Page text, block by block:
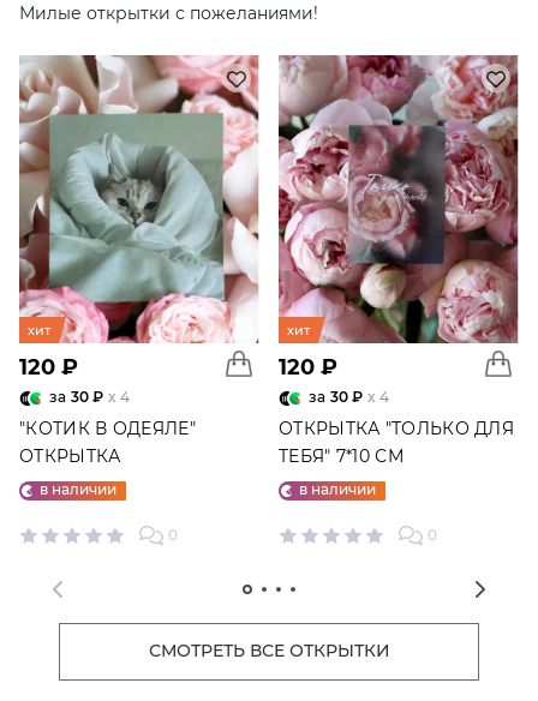
Милые открытки с пожеланиями!
хит
120 ₽
за 30 ₽ x 4
"КОТИК В ОДЕЯЛЕ"
ОТКРЫТКА
в наличии
0
хит
120 ₽
за 30 ₽ x 4
ОТКРЫТКА "ТОЛЬКО ДЛЯ
ТЕБЯ" 7*10 СМ
в наличии
0
СМОТРЕТЬ ВСЕ ОТКРЫТКИ